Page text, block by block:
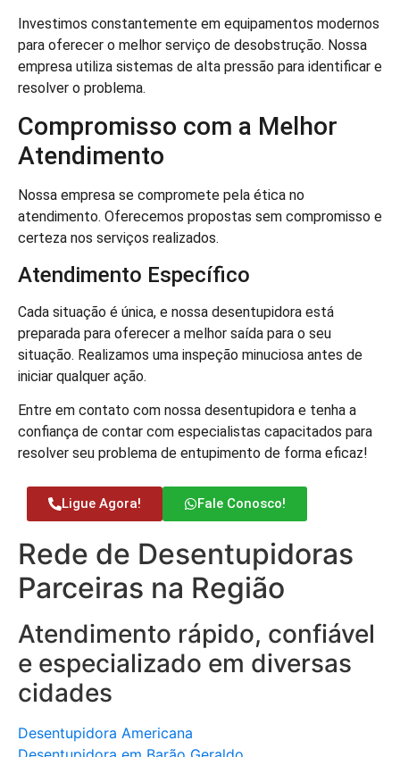
Investimos constantemente em equipamentos modernos
para oferecer o melhor serviço de desobstrução. Nossa
empresa utiliza sistemas de alta pressão para identificar e
resolver o problema.
Compromisso com a Melhor
Atendimento
Nossa empresa se compromete pela ética no
atendimento. Oferecemos propostas sem compromisso e
certeza nos serviços realizados.
Atendimento Específico
Cada situação é única, e nossa desentupidora está
preparada para oferecer a melhor saída para o seu
situação. Realizamos uma inspeção minuciosa antes de
iniciar qualquer ação.
Entre em contato com nossa desentupidora e tenha a
confiança de contar com especialistas capacitados para
resolver seu problema de entupimento de forma eficaz!
Ligue Agora! Fale Conosco!
Rede de Desentupidoras
Parceiras na Região
Atendimento rápido, confiável
e especializado em diversas
cidades
Desentupidora Americana